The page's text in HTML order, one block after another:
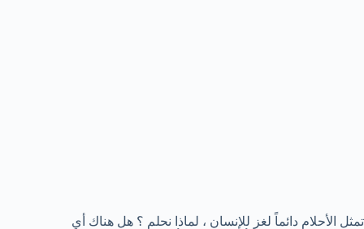
تمثل الأحلام دائماً لغز للإنسان ، لماذا نحلم ؟ هل هناك أي